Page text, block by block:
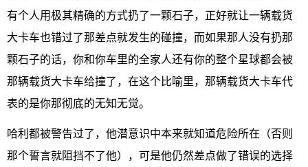
有个人用极其精确的方式扔了一颗石子，正好就让一辆载货
大卡车也错过了那差点就发生的碰撞，而如果那人没有扔那
颗石子的话，你和你车里的全家人还有你的整个星球都会被
那辆载货大卡车给撞了，在这个比喻里，那辆载货大卡车代
表的是你那彻底的无知无觉。
哈利都被警告过了，他潜意识中本来就知道危险所在（否则
那个誓言就阻挡不了他），可是他仍然差点做了错误的选择